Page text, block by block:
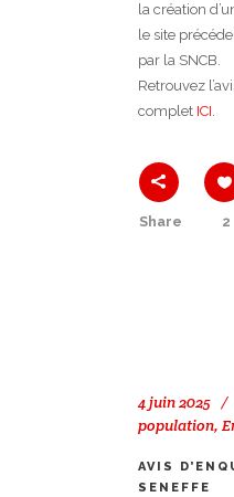
la création
le site
par la SNCB.
Retrouvez
complet ICI.
Share 2
4 juin 2025
population,
AVIS
SENEFFE